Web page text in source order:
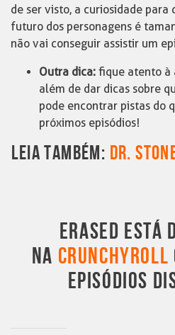
de ser visto, a curiosidade para
futuro dos personagens é
não vai conseguir assistir um
Outra dica: fique atento à
além de dar dicas sobre
pode encontrar pistas do
próximos episódios!
LEIA TAMBÉM: DR.
ERASED ESTÁ
NA CRUNCHYROLL
EPISÓDIOS